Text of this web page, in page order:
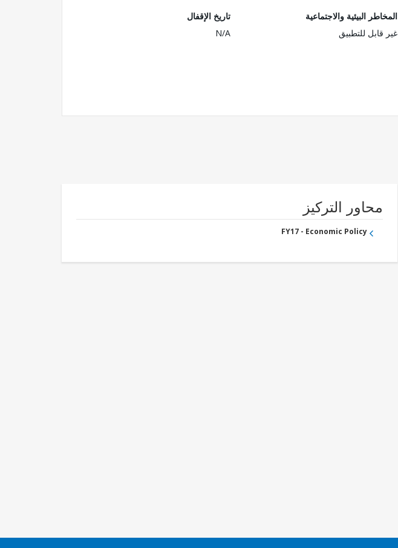
المخاطر البيئية والاجتماعية
غير قابل للتطبيق
تاريخ الإقفال
N/A
محاور التركيز
FY17 - Economic Policy